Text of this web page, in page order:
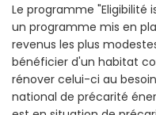
Le programme "Eligibilité
un programme mis en
revenus les plus
bénéficier d'un habitat
rénover celui-ci au
national de précarité